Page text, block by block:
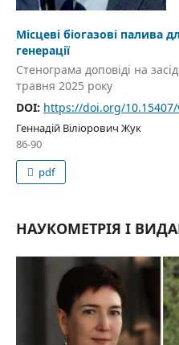
Місцеві біогазові палива
генерації
Стенограма доповіді на
травня 2025 року
DOI: https://doi.org/
Геннадій Віліорович Жук
86-90
pdf
НАУКОМЕТРІЯ І